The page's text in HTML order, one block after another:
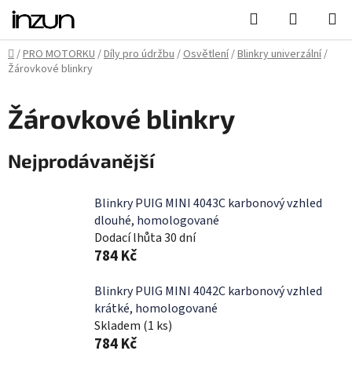
Přejít
obsah
Hledat
KOŠÍK
Domů
/PRO MOTORKU/Díly pro údržbu/Osvětlení/Blinkry univerzální/
Žárovkové blinkry
Žárovkové blinkry
Nejprodávanější
Blinkry PUIG MINI 4043C karbonový vzhled
dlouhé, homologované
Dodací lhůta 30 dní
784 Kč
Blinkry PUIG MINI 4042C karbonový vzhled
krátké, homologované
Skladem (1 ks)
784 Kč